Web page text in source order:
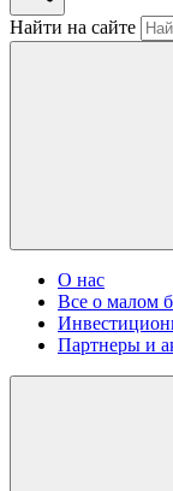
Найти на сайте
О нас
Все о малом
Партнеры и